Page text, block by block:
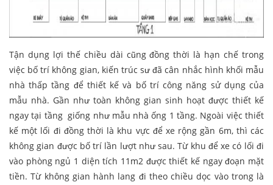
Tận dụng lợi thế chiều dài cũng đồng thời là hạn chế trong
việc bố trí không gian, kiến trúc sư đã cân nhắc hình khối mẫu
nhà thấp tầng để thiết kế và bố trí công năng sử dụng của
mẫu nhà. Gần như toàn không gian sinh hoạt được thiết kế
ngay tại tầng giống như mẫu nhà ống 1 tầng. Ngoài việc thiết
kế một lối đi đồng thời là khu vực để xe rộng gần 6m, thì các
không gian được bố trí lần lượt như sau. Từ khu để xe có lối đi
vào phòng ngủ 1 diện tích 11m2 được thiết kế ngay đoạn mặt
tiền. Từ không gian hành lang đi theo chiều dọc vào trong là